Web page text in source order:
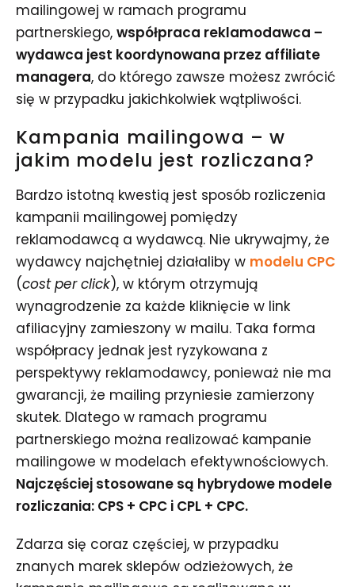
mailingowej w ramach programu
partnerskiego, współpraca reklamodawca –
wydawca jest koordynowana przez affiliate
managera, do którego zawsze możesz zwrócić
się w przypadku jakichkolwiek wątpliwości.
Kampania mailingowa – w
jakim modelu jest rozliczana?
Bardzo istotną kwestią jest sposób rozliczenia
kampanii mailingowej pomiędzy
reklamodawcą a wydawcą. Nie ukrywajmy, że
wydawcy najchętniej działaliby w modelu CPC
(cost per click), w którym otrzymują
wynagrodzenie za każde kliknięcie w link
afiliacyjny zamieszony w mailu. Taka forma
współpracy jednak jest ryzykowana z
perspektywy reklamodawcy, ponieważ nie ma
gwarancji, że mailing przyniesie zamierzony
skutek. Dlatego w ramach programu
partnerskiego można realizować kampanie
mailingowe w modelach efektywnościowych.
Najczęściej stosowane są hybrydowe modele
rozliczania: CPS + CPC i CPL + CPC.
Zdarza się coraz częściej, w przypadku
znanych marek sklepów odzieżowych, że